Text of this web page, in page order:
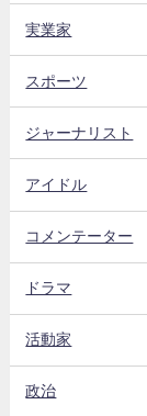
実業家
スポーツ
ジャーナリスト
アイドル
コメンテーター
ドラマ
活動家
政治